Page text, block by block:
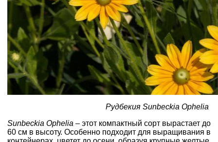
Рудбекия Sunbeckia Ophelia
Sunbeckia Ophelia – этот компактный сорт вырастает до
60 см в высоту. Особенно подходит для выращивания в